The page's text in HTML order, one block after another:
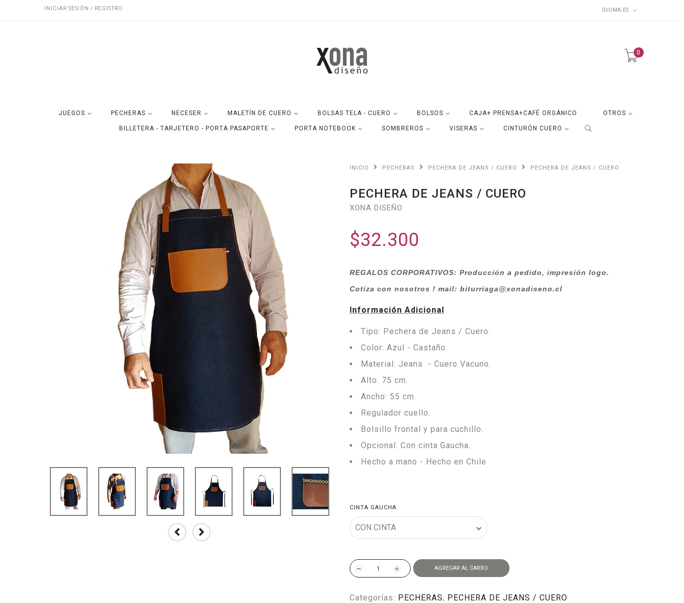
INICIAR SESIÓN / REGISTRO IDIOMA: ES
0
JUEGOS PECHERAS NECESER MALETÍN DE CUERO BOLSAS TELA - CUERO BOLSOS CAJA+ PRENSA+CAFÉ ORGÁNICO OTROS
BILLETERA - TARJETERO - PORTA PASAPORTE PORTA NOTEBOOK SOMBREROS VISERAS CINTURÓN CUERO
INICIO PECHERAS PECHERA DE JEANS / CUERO PECHERA DE JEANS / CUERO
PECHERA DE JEANS / CUERO
XONA DISEÑO
$32.300
REGALOS CORPORATIVOS: Producción a pedido, impresión logo.
Cotiza con nosotros ! mail: biturriaga@xonadiseno.cl
Información Adicional
Tipo: Pechera de Jeans / Cuero.
Color: Azul - Castaño.
Material: Jeans - Cuero Vacuno.
Alto: 75 cm.
Ancho: 55 cm.
Regulador cuello.
Bolsillo frontal y para cuchillo.
Opcional: Con cinta Gaucha.
Hecho a mano - Hecho en Chile
CINTA GAUCHA
AGREGAR AL CARRO
Categorías: PECHERAS, PECHERA DE JEANS / CUERO